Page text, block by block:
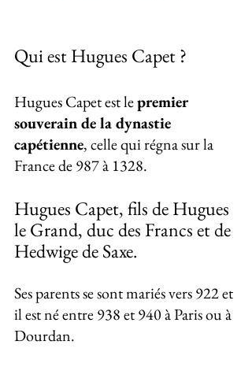
Qui est Hugues Capet ?
Hugues Capet est le premier
souverain de la dynastie
capétienne, celle qui régna sur la
France de 987 à 1328.
Hugues Capet, fils de Hugues
le Grand, duc des Francs et de
Hedwige de Saxe.
Ses parents se sont mariés vers 922 et
il est né entre 938 et 940 à Paris ou à
Dourdan.